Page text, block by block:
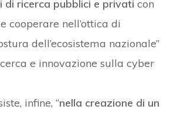
di ricerca pubblici e privati con
cooperare nell’ottica di
dell’ecosistema nazionale”
e innovazione sulla cyber
infine, “nella creazione di un